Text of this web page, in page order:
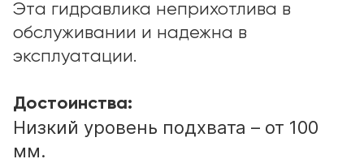
Эта гидравлика неприхотлива в
обслуживании и надежна в
эксплуатации.
Достоинства:
Низкий уровень подхвата – от 100
мм.